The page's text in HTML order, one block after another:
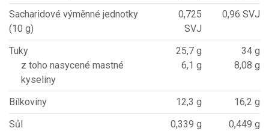
Sacharidové výměnné jednotky
(10 g)
0,725
SVJ
0,96 SVJ
Tuky
z toho nasycené mastné
kyseliny
25,7 g
6,1 g
34 g
8,08 g
Bílkoviny 12,3 g
16,2 g
Sůl
0,339 g 0,449 g